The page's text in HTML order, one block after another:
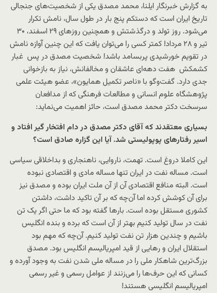
به گزارش خبرنگار ایلنا، محمد مصدق یکی از شخصیت‌های جنجالی
تاریخ ایران است که دستکم پنج بار در طول سال، نامش تکرار
می‌شود. روز تولد و درگذشتش و همچنین روزهای ۲۹ اسفند، ۳۰
تیر و ۲۸ مرداد! کمتر کسی را می‌توان یافت که این چنین آوازه نامش
در تقویم خورشیدی پربسامد باشد! شخصیت مصدق در پس غبار
کشمکش هفت دهه‌ای عاشقان و مخالفانش، نیاز به بازخوانی
جدی دارد. گفت‌وگو با «ناصر تکمیل همایون»، عضو هیئت علمی
پژوهشگاه علوم انسانی و مطالعات فرهنگی که از مدافعان
سرسخت دکتر محمد مصدق است، حائز اهمیت می‌نماید:
بسیاری معتقدند که آقای دکتر مصدق در دام افتخار گیر افتاد و
اسیر رفتارهای پوپولیستی شد. آیا این گزاره صادق است؟
این کاملا دروغ است. تهمت، ناروایی، ناهنجاری و بداخلاقی سیاسی
است. مساله نفت در ایران تنها مساله مادی و اقتصادی نبوده
است. البته منافع اقتصادی آن از آن ملت ایران بوده و مصدق نیز
برای آن کوشش کرده اما آن‌چه که بر آن تاکید داشت، داشتن
کشوری مستقل بوده است. بارها گفته بود که ما حتی اگر یک تن
نفت در سال تولید کنیم بهتر از آن است که برده و بنده انگلیس
باشیم و چندین هزار تن نفت تولید کنیم. آن‌چه که مهم بود
استقلال ایران و رهایی از قید امپریالیسم انگلیس بود. مصدق
بزرگ‌ترین شاهکار ملی را در مساله ملی شدن نفت به وجود آورده و
کسانی که این حرف‌ها را می‌زنند از عوامل رسمی و غیر رسمی
امپریالیسم انگلیسی هستند!